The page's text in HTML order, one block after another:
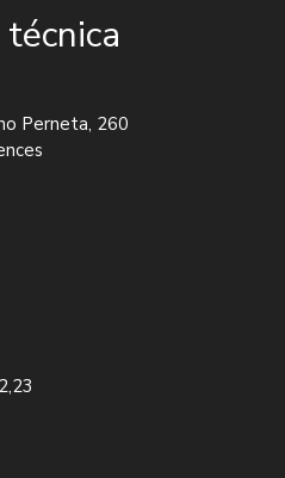
técnica
Perneta, 260